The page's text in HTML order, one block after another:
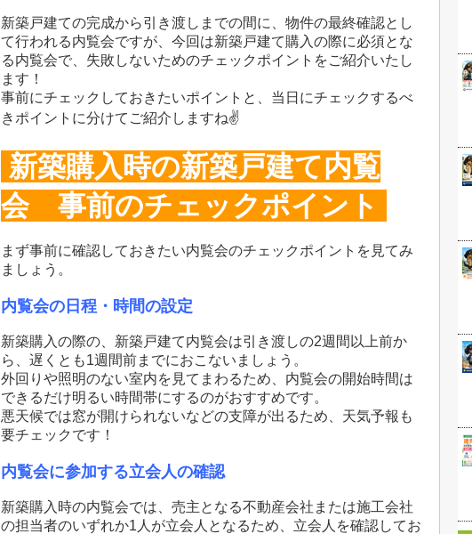
新築戸建ての完成から引き渡しまでの間に、物件の最終確認とし
て行われる内覧会ですが、 今回は新築戸建て購入の際に必須とな
る内覧会で、失敗しないためのチェックポイントをご紹介いたし
ます！
事前にチェックしておきたいポイントと、当日にチェックするべ
きポイントに分けてご紹介しますね✌
新築購入時の新築戸建て内覧
会 事前のチェックポイント
まず事前に確認しておきたい内覧会のチェックポイントを見てみ
ましょう。
内覧会の日程・時間の設定
新築購入の際の、新築戸建て内覧会は引き渡しの2週間以上前か
ら、遅くとも1週間前までにおこないましょう。
外回りや照明のない室内を見てまわるため、 内覧会の開始時間は
できるだけ明るい時間帯にするのがおすすめです。
悪天候では窓が開けられないなどの支障が出るため、天気予報も
要チェックです！
内覧会に参加する立会人の確認
新築購入時の内覧会では、売主となる不動産会社または施工会社
の担当者のいずれか1人が立会人となるため、立会人を確認してお